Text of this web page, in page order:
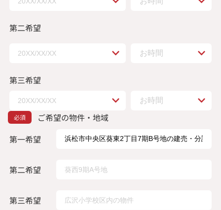
第二希望
第三希望
ご希望の物件・地域
第一希望
第二希望
第三希望